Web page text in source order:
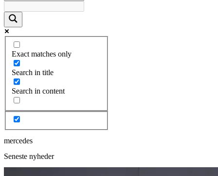
Exact matches only
Search in title
Search in content
mercedes
Seneste nyheder